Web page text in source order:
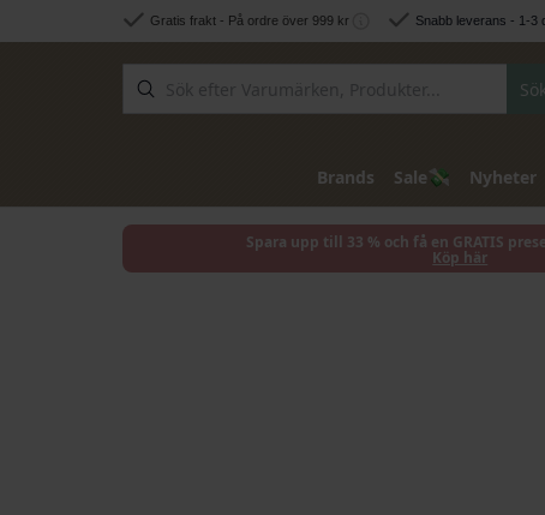
Hoppa till innehålletGratis frakt - På ordre över 999 kr Snabb leverans - 1-3
Sök
Brands Sale💸 Nyheter
Spara upp till 33 % och få en GRATIS
Köp här